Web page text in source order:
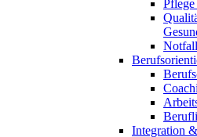
Integration